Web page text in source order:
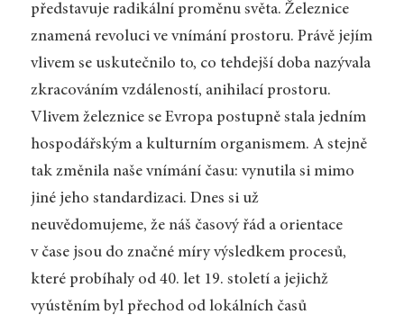
představuje radikální proměnu světa. Železnice
znamená revoluci ve vnímání prostoru. Právě jejím
vlivem se uskutečnilo to, co tehdejší doba nazývala
zkracováním vzdáleností, anihilací prostoru.
Vlivem železnice se Evropa postupně stala jedním
hospodářským a kulturním organismem. A stejně
tak změnila naše vnímání času: vynutila si mimo
jiné jeho standardizaci. Dnes si už
neuvědomujeme, že náš časový řád a orientace
v čase jsou do značné míry výsledkem procesů,
které probíhaly od 40. let 19. století a jejichž
vyústěním byl přechod od lokálních časů